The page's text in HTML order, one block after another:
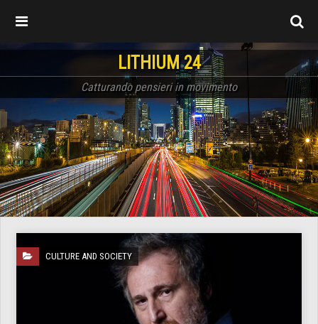
LITHIUM 24
Catturando pensieri in movimento
CULTURE AND SOCIETY